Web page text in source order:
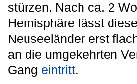
stürzen. Nach ca. 2
Hemisphäre lässt
Neuseeländer erst
an die umgekehrten
Gang eintritt.